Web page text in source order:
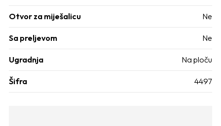
Otvor za miješalicu Ne
Sa preljevom Ne
Ugradnja Na ploču
Šifra 4497